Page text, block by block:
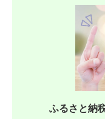
ふるさと納